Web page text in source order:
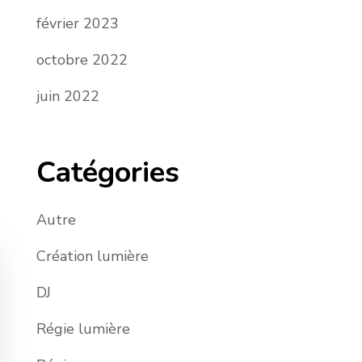
février 2023
octobre 2022
juin 2022
Catégories
Autre
Création lumière
DJ
Régie lumière